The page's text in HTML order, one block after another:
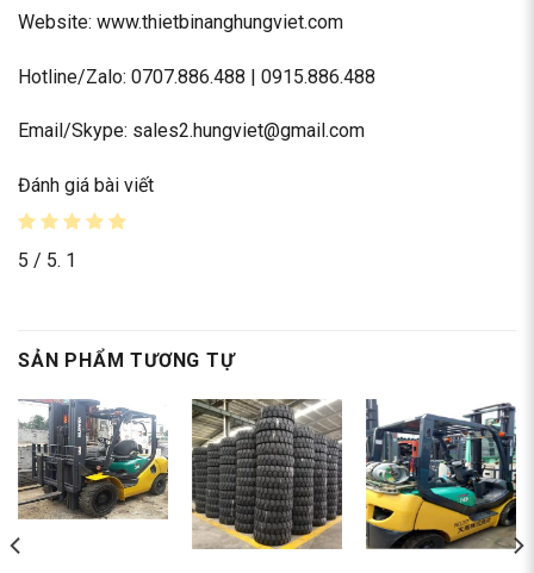
Website: www.thietbinanghungviet.com
Hotline/Zalo: 0707.886.488 | 0915.886.488
Email/Skype: sales2.hungviet@gmail.com
Đánh giá bài viết
5 / 5. 1
SẢN PHẨM TƯƠNG TỰ